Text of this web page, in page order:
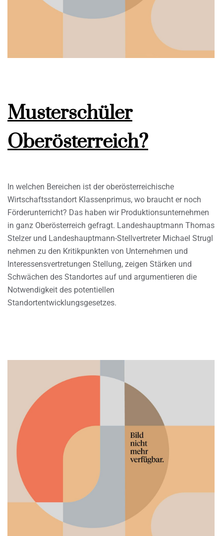
Musterschüler
Oberösterreich?
In welchen Bereichen ist der oberösterreichische
Wirtschaftsstandort Klassenprimus, wo braucht er noch
Förderunterricht? Das haben wir Produktionsunternehmen
in ganz Oberösterreich gefragt. Landeshauptmann Thomas
Stelzer und Landeshauptmann-Stellvertreter Michael Strugl
nehmen zu den Kritikpunkten von Unternehmen und
Interessensvertretungen Stellung, zeigen Stärken und
Schwächen des Standortes auf und argumentieren die
Notwendigkeit des potentiellen
Standortentwicklungsgesetzes.